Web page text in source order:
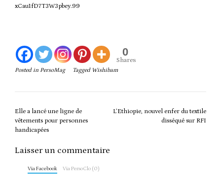
xCau1fD7T3W3pbey.99
0
Shares
Posted in PersoMag Tagged Wishibam
Post
navigation
Elle a lancé une ligne de
vêtements pour personnes
handicapées
L’Ethiopie, nouvel enfer du textile
disséqué sur RFI
Laisser un commentaire
Via Facebook Via PersoClo (0)